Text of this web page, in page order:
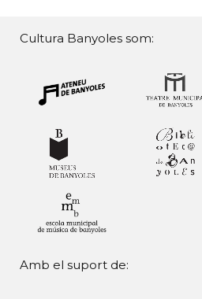
Cultura Banyoles som:
Amb el suport de: